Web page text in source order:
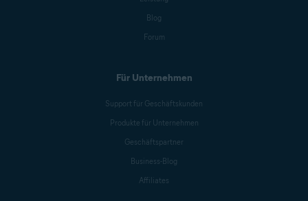
Blog
Forum
Für Unternehmen
Support für Geschäftskunden
Produkte für Unternehmen
Geschäftspartner
Business-Blog
Affiliates